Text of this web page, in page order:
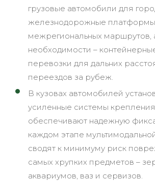
грузовые автомобили для
железнодорожные
межрегиональных маршрутов,
необходимости –
перевозки для дальних
переездов за рубеж.
В кузовах автомобилей
усиленные системы
обеспечивают надежную
каждом этапе
сводят к минимуму риск
самых хрупких предметов –
аквариумов, ваз и сервизов.